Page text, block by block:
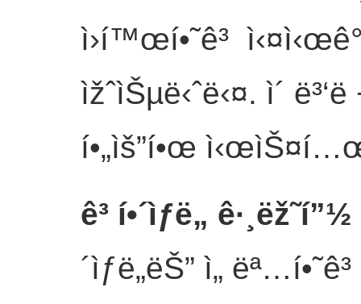
ì›í™œí•˜ê³
ìžˆìŠµë‹ˆë‹¤. ì´ ë³‘ë
í•„ìš”í•œ
ê³ í•´ìƒë„
´ìƒë„ëŠ” ì„